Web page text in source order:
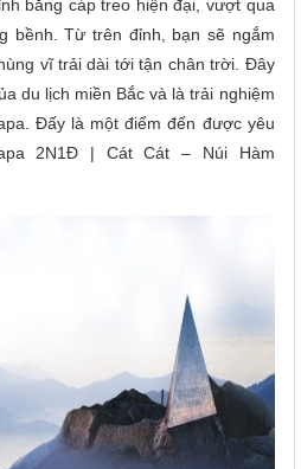
bằng cáp treo hiện đại, vượt qua
bềnh. Từ trên đỉnh, bạn sẽ ngắm
vĩ trải dài tới tận chân trời. Đây
du lịch miền Bắc và là trải nghiệm
Đấy là một điểm đến được yêu
2N1Đ | Cát Cát – Núi Hàm